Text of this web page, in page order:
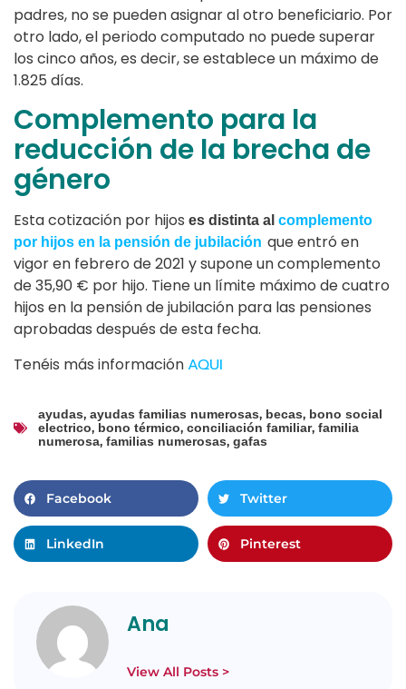
padres, no se pueden asignar al otro beneficiario. Por
otro lado, el periodo computado no puede superar
los cinco años, es decir, se establece un máximo de
1.825 días.
Complemento para la
reducción de la brecha de
género
Esta cotización por hijos es distinta al complemento
por hijos en la pensión de jubilación que entró en
vigor en febrero de 2021 y supone un complemento
de 35,90 € por hijo. Tiene un límite máximo de cuatro
hijos en la pensión de jubilación para las pensiones
aprobadas después de esta fecha.
Tenéis más informaciónAQUI
ayudas, ayudas familias numerosas, becas, bono social
electrico, bono térmico, conciliación familiar, familia
numerosa, familias numerosas, gafas
Facebook Twitter
LinkedIn Pinterest
Ana
View All Posts >